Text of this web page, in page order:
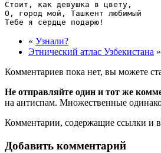
Стоит, как девушка в цвету,
О, город мой, Ташкент любимый
« Узнали?
Этнический атлас Узбекистана »
Комментариев пока нет, вы можете
Не отправляйте один и тот же
на антиспам. Множественные
Комментарии, содержащие ссылки и
Добавить комментарий